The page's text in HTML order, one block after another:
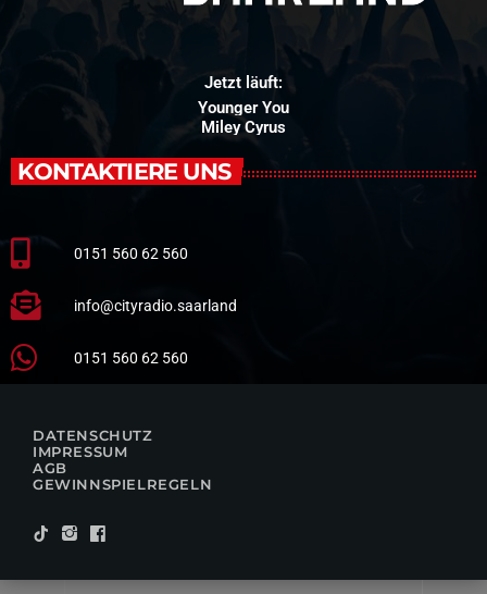
Jetzt läuft:
Younger You
Miley Cyrus
KONTAKTIERE UNS
0151 560 62 560
info@cityradio.saarland
0151 560 62 560
DATENSCHUTZ
IMPRESSUM
AGB
GEWINNSPIELREGELN